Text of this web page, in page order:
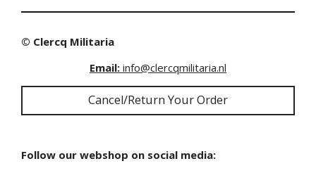
© Clercq Militaria
Email: info@clercqmilitaria.nl
Cancel/Return Your Order
Follow our webshop on social media: